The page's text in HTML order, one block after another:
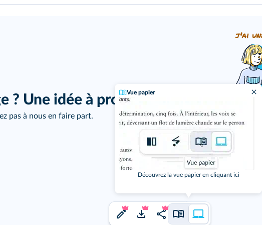
Vue papier
Découvrez la vue papier en cliquant ici
? Une idée à proposer ?
pas à nous en faire part.
j'ai